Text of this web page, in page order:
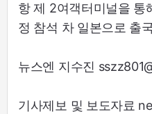
항 제 2여객터미널을 통
정 참석 차 일본으로 출
뉴스엔 지수진
기사제보 및 보도자료